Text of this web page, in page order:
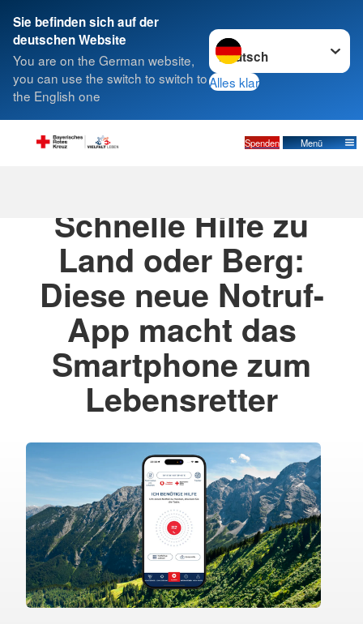
Sie befinden sich auf der
deutschen Website
You are on the German website,
you can use the switch to switch to
the English one
Sprache wechseln zu
Alles klar
Spenden Menü
Suche
Schnelle Hilfe zu
Land oder Berg:
Diese neue Notruf-
App macht das
Smartphone zum
Lebensretter